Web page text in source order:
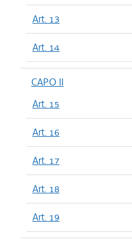
Art. 13
Art. 14
CAPO II
Art. 15
Art. 16
Art. 17
Art. 18
Art. 19